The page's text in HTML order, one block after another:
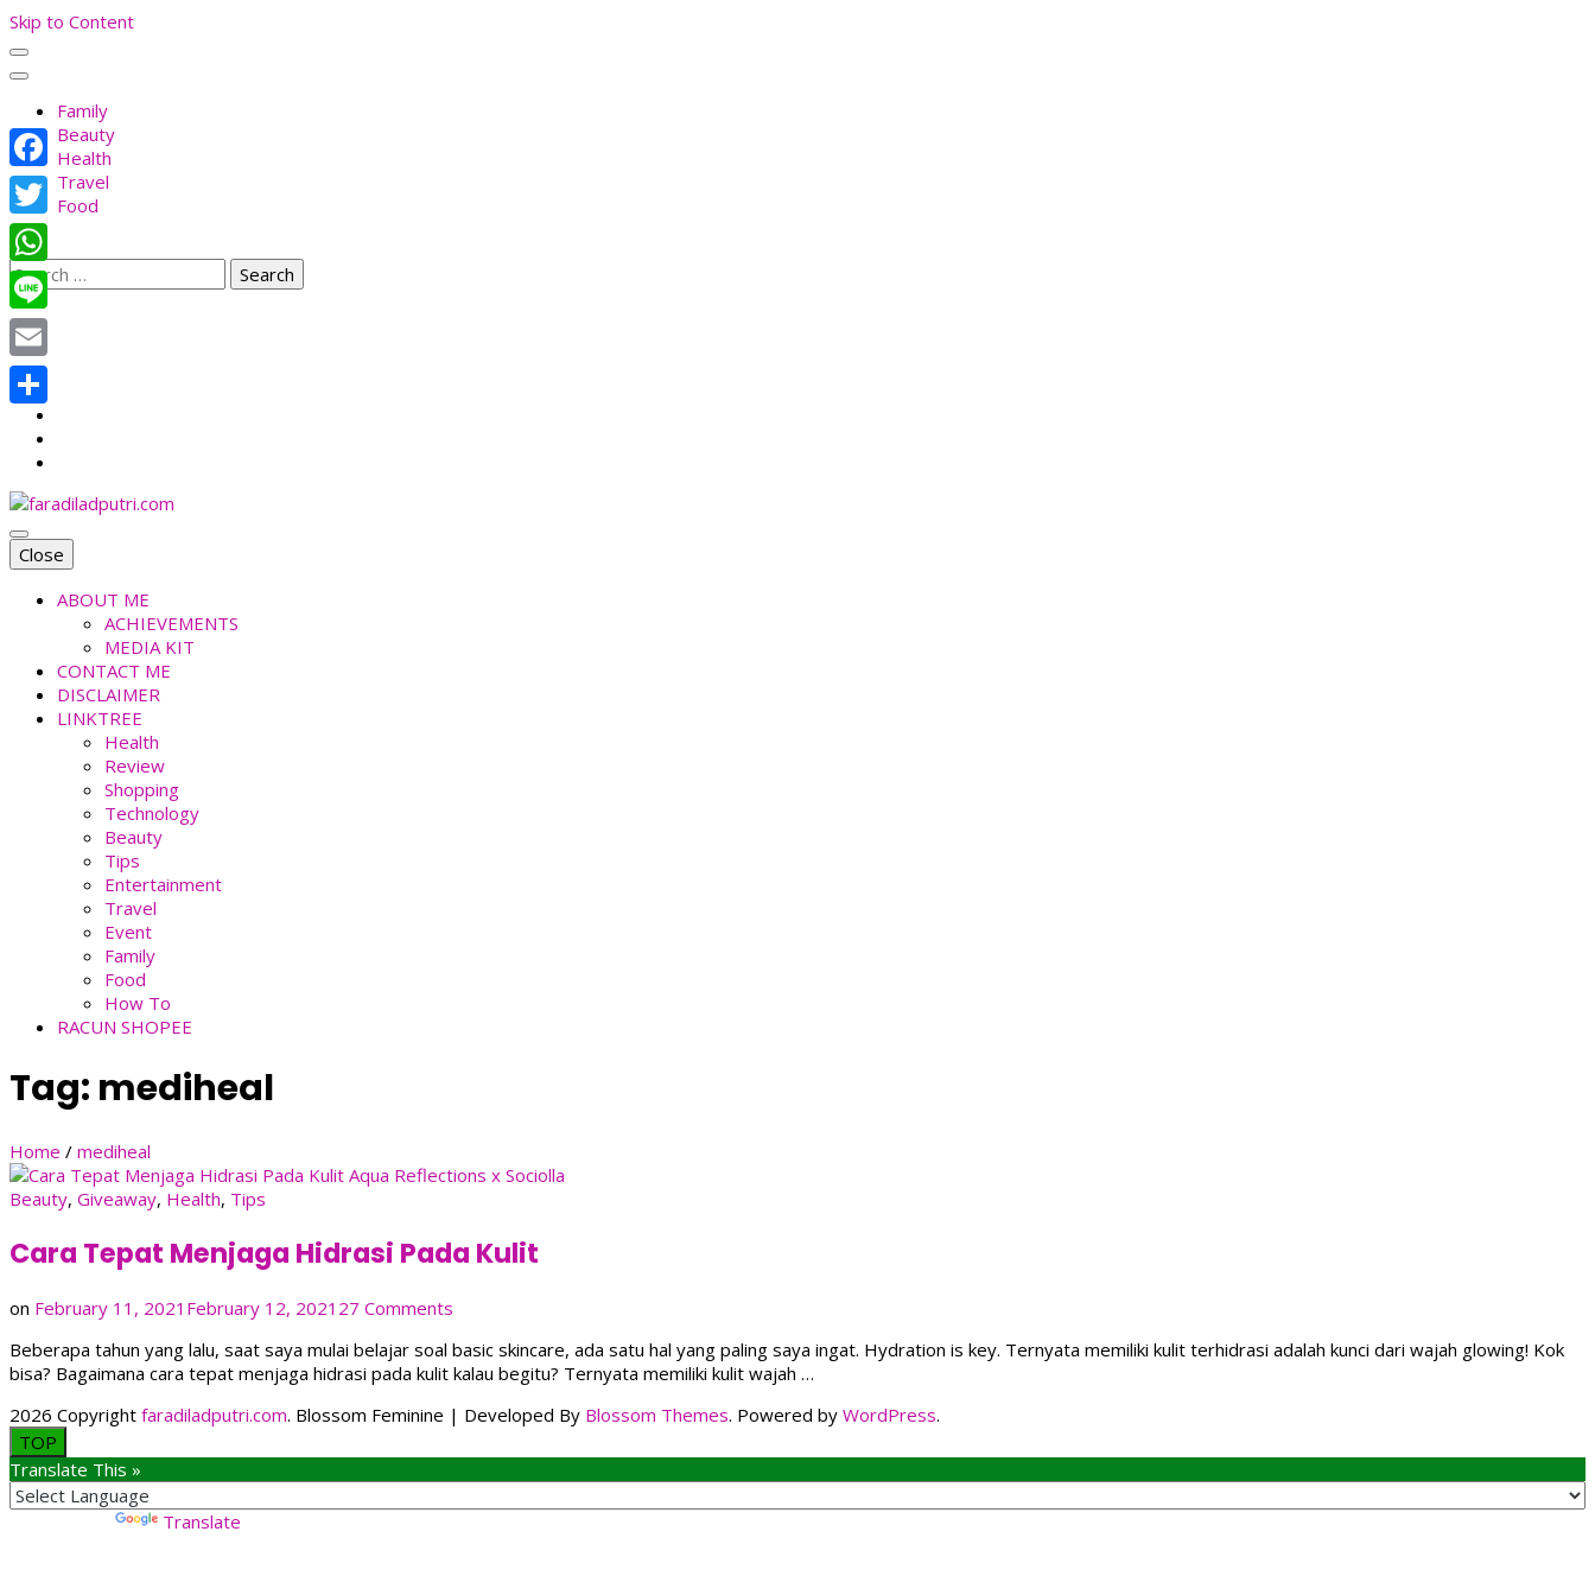
Skip to Content
Family
Beauty
Health
Travel
Food
Search
for:
faradiladputri.com
Indonesian Millennial Mom and Lifestyle Blogger
Close
ABOUT ME
ACHIEVEMENTS
MEDIA KIT
CONTACT ME
DISCLAIMER
LINKTREE
Health
Review
Shopping
Technology
Beauty
Tips
Entertainment
Travel
Event
Family
Food
How To
RACUN SHOPEE
Tag: mediheal
Home / mediheal
Beauty, Giveaway, Health, Tips
Cara Tepat Menjaga Hidrasi Pada Kulit
on February 11, 2021 February 12, 2021 27 Comments
Tepat
Menjaga
Pada
Beberapa tahun yang lalu, saat saya mulai belajar soal basic skincare, ada satu hal yang paling saya ingat. Hydration is key. Ternyata memiliki kulit terhidrasi adalah kunci dari wajah glowing! Kok
bisa? Bagaimana cara tepat menjaga hidrasi pada kulit kalau begitu? Ternyata memiliki kulit wajah …
2026 Copyright faradiladputri.com. Blossom Feminine | Developed By Blossom Themes. Powered by WordPress.
TOP
Facebook
Twitter
WhatsApp
Line
Email
Share
Translate This »
Translate